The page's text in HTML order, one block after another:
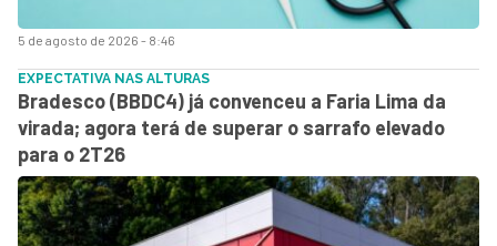
5 de agosto de 2026 - 8:46
EXPECTATIVA NAS ALTURAS
Bradesco (BBDC4) já convenceu a Faria Lima da
virada; agora terá de superar o sarrafo elevado
para o 2T26